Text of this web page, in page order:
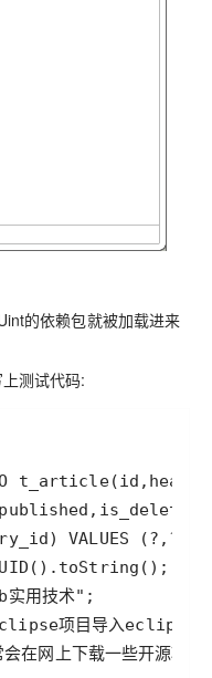
的依赖包就被加载进来
测试代码: